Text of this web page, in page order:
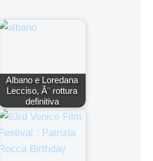
Albano e Loredana
Lecciso, Ã¨ rottura
definitiva